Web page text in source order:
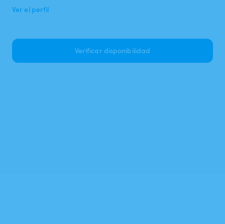
Ver el perfil
Verificar disponibilidad